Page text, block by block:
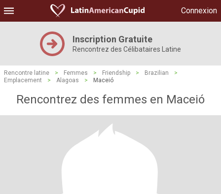
Connexion
Inscription Gratuite
Rencontrez des Célibataires Latine
Rencontre latine > Femmes > Friendship > Brazilian
>
Emplacement
> Alagoas > Maceió
Rencontrez des femmes en Maceió